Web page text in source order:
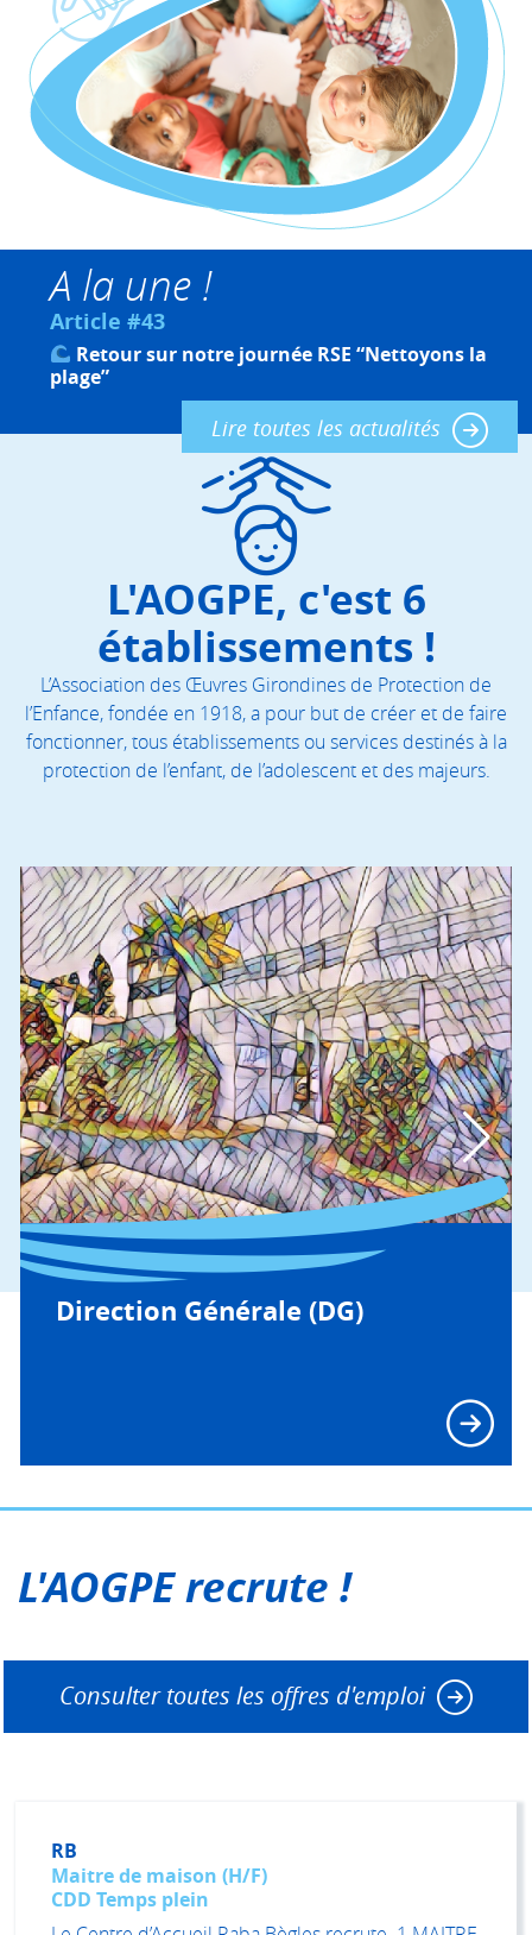
A la une !
Article #43
Retour sur notre journée RSE “Nettoyons la
plage”
Lire toutes les actualités
L'AOGPE, c'est 6
établissements !
L’Association des Œuvres Girondines de Protection de
l’Enfance, fondée en 1918, a pour but de créer et de faire
fonctionner, tous établissements ou services destinés à la
protection de l’enfant, de l’adolescent et des majeurs.
Direction Générale (DG)
L'AOGPE recrute !
Consulter toutes les offres d'emploi
RB
Maitre de maison (H/F)
CDD Temps plein